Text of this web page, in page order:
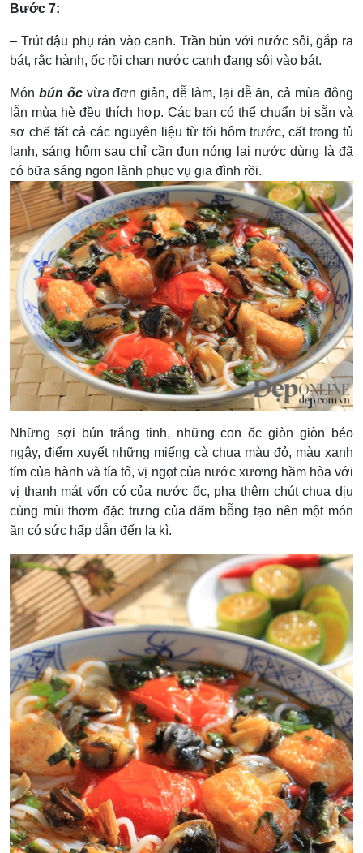
Bước 7:
– Trút đậu phụ rán vào canh. Trần bún với nước sôi, gắp ra
bát, rắc hành, ốc rồi chan nước canh đang sôi vào bát.
Món bún ốc vừa đơn giản, dễ làm, lại dễ ăn, cả mùa đông
lẫn mùa hè đều thích hợp. Các bạn có thể chuẩn bị sẵn và
sơ chế tất cả các nguyên liệu từ tối hôm trước, cất trong tủ
lạnh, sáng hôm sau chỉ cần đun nóng lại nước dùng là đã
có bữa sáng ngon lành phục vụ gia đình rồi.
Những sợi bún trắng tinh, những con ốc giòn giòn béo
ngậy, điểm xuyết những miếng cà chua màu đỏ, màu xanh
tím của hành và tía tô, vị ngọt của nước xương hầm hòa với
vị thanh mát vốn có của nước ốc, pha thêm chút chua dịu
cùng mùi thơm đặc trưng của dấm bỗng tạo nên một món
ăn có sức hấp dẫn đến lạ kì.